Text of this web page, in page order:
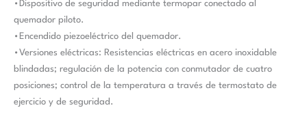
•Dispositivo de seguridad mediante termopar conectado al
quemador piloto.
•Encendido piezoeléctrico del quemador.
•Versiones eléctricas: Resistencias eléctricas en acero inoxidable
blindadas; regulación de la potencia con conmutador de cuatro
posiciones; control de la temperatura a través de termostato de
ejercicio y de seguridad.